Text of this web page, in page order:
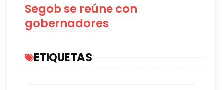
Segob se reúne con
gobernadores
ETIQUETAS